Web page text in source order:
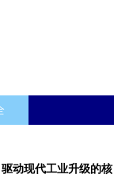
动现代工业升级的核